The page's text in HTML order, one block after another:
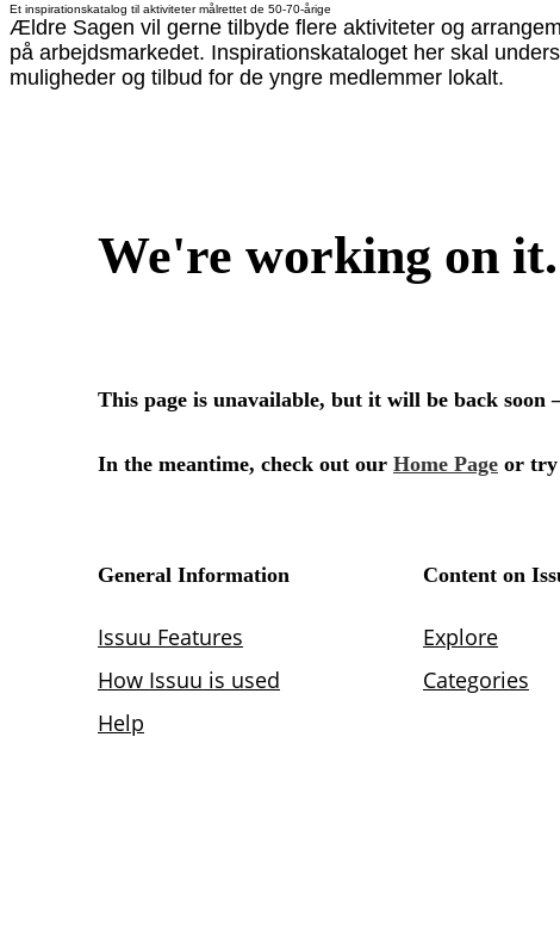
Et inspirationskatalog til aktiviteter målrettet de 50-70-årige
Ældre Sagen vil gerne tilbyde flere aktiviteter og
på arbejdsmarkedet. Inspirationskataloget her skal
muligheder og tilbud for de yngre medlemmer lokalt.